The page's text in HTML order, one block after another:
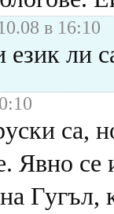
в 16:10
език ли
са,
Явно се
Гугъл,